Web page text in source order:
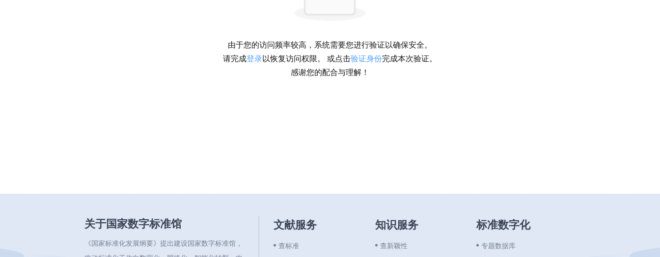
由于您的访问频率较高，系统需要您进行验证以确保安全。
请完成登录以恢复访问权限。 或点击验证身份完成本次验证。
感谢您的配合与理解！
关于国家数字标准馆
《国家标准化发展纲要》提出建设国家数字标准馆，
文献服务
查标准
知识服务
查新颖性
标准数字化
专题数据库